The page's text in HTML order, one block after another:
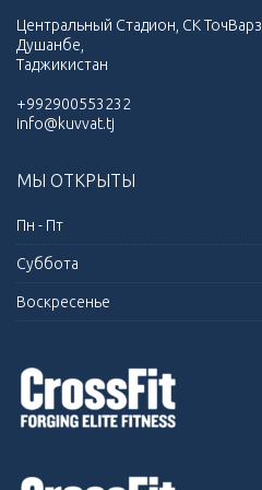
Центральный Стадион, СК ТочВарз
Душанбе,
Таджикистан
+992900553232
info@kuvvat.tj
МЫ ОТКРЫТЫ
Пн - Пт
Суббота
Воскресенье